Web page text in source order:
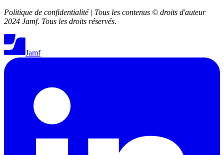
Politique de confidentialité | Tous les contenus © droits d'auteur
2024 Jamf. Tous les droits réservés.
Jamf